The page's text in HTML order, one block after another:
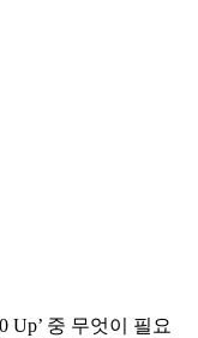
Up’ 중 무엇이 필요